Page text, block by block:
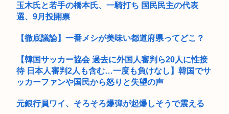
玉木氏と若手の橋本氏、一騎打ち 国民民主の代表
選、9月投開票
【徹底議論】一番メシが美味い都道府県ってどこ？
【韓国サッカー協会 過去に外国人審判ら20人に性接
待 日本人審判2人も含む…一度も負けなし】韓国でサ
ッカーファンや国民から怒りと失望の声
元銀行員ワイ、そろそろ爆弾が起爆しそうで震える